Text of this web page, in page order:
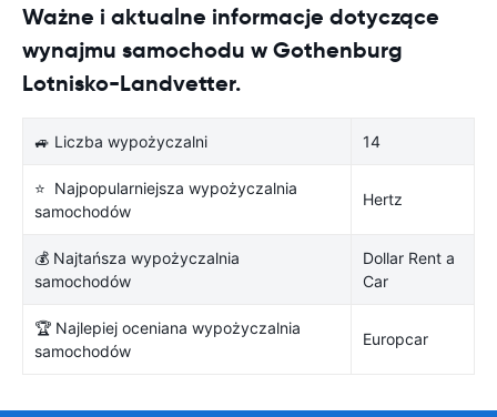
Ważne i aktualne informacje dotyczące
wynajmu samochodu w Gothenburg
Lotnisko-Landvetter.
🚙 Liczba wypożyczalni 14
⭐ Najpopularniejsza wypożyczalnia
samochodów
Hertz
💰 Najtańsza wypożyczalnia
samochodów
Dollar Rent a
Car
🏆 Najlepiej oceniana wypożyczalnia
samochodów
Europcar